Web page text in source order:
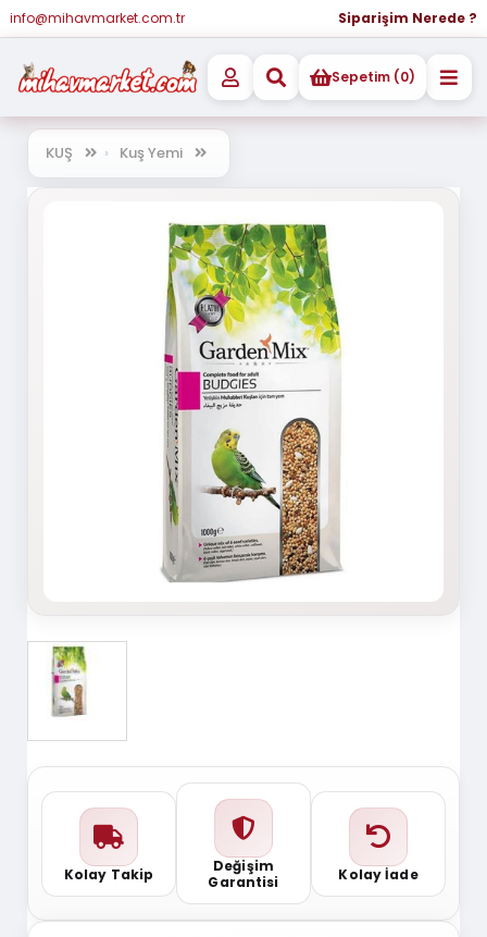
info@mihavmarket.com.tr Siparişim Nerede ?
Sepetim (0)
KUŞ Kuş Yemi
Kolay Takip
Değişim
Garantisi
Kolay İade